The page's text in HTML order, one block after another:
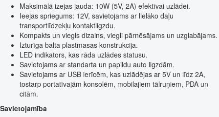
Maksimālā izejas jauda: 10W (5V, 2A) efektīvai uzlādei.
Ieejas spriegums: 12V, savietojams ar lielāko daļu
transportlīdzekļu kontaktligzdu.
Kompakts un viegls dizains, viegli pārnēsājams un uzglabājams.
Izturīga balta plastmasas konstrukcija.
LED indikators, kas rāda uzlādes statusu.
Savietojams ar standarta un papildu auto ligzdām.
Savietojams ar USB ierīcēm, kas uzlādējas ar 5V un līdz 2A,
tostarp portatīvajām konsolēm, mobilajiem tālruņiem, PDA un
citām.
Savietojamība